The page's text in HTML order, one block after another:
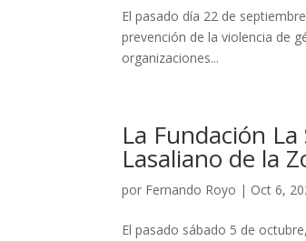
El pasado día 22 de
prevención de la violencia de
organizaciones...
La Fundación
Lasaliano de la
por Fernando Royo | Oct 6,
El pasado sábado 5 de